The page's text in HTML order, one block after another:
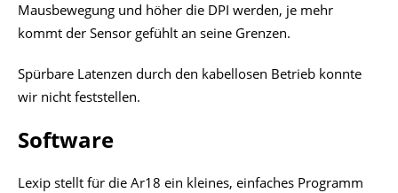
Mausbewegung und höher die DPI werden, je mehr
kommt der Sensor gefühlt an seine Grenzen.
Spürbare Latenzen durch den kabellosen Betrieb konnte
wir nicht feststellen.
Software
Lexip stellt für die Ar18 ein kleines, einfaches Programm